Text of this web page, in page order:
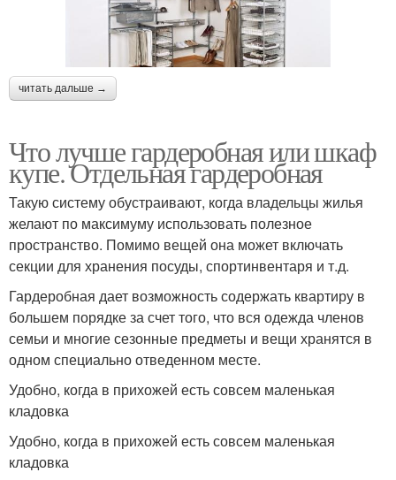
читать дальше →
Что лучше гардеробная или шкаф
купе. Отдельная гардеробная
Такую систему обустраивают, когда владельцы жилья
желают по максимуму использовать полезное
пространство. Помимо вещей она может включать
секции для хранения посуды, спортинвентаря и т.д.
Гардеробная дает возможность содержать квартиру в
большем порядке за счет того, что вся одежда членов
семьи и многие сезонные предметы и вещи хранятся в
одном специально отведенном месте.
Удобно, когда в прихожей есть совсем маленькая
кладовка
Удобно, когда в прихожей есть совсем маленькая
кладовка